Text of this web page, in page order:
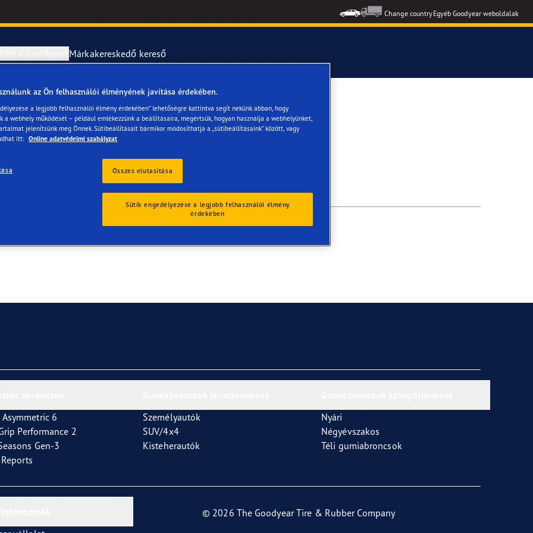
Change countryEgyéb Goodyear weboldalak
szerelése és cseréje
tudnivalók
RACING
F1 SuperSport
UltraGrip Performance 3
Márkakereskedő kereső
Hungary Kft
Asymmetric 6
Performance 2
Gen-3
Személyautók
SUV/4x4
Kisteherautók
Nyári
Négyévszakos
Téli gumiabroncsok
© 2026 The Goodyear Tire & Rubber Company
az Ön felhasználói élményének javítása érdekében.
a legjobb felhasználói élmény érdekében” lehetőségre kattintva segít nekünk abban, hogy
a webhely működését – például emlékezzünk a beállításaira, megértsük, hogyan használja a webhelyünket,
jelenítsünk meg Önnek. Sütibeállításait bármikor módosíthatja a „sütibeállításaink” között, vagy
itt: Online adatvédelmi szabályzat
Összes elutasítása
Sütik engedélyezése a legjobb felhasználói élmény
érdekében